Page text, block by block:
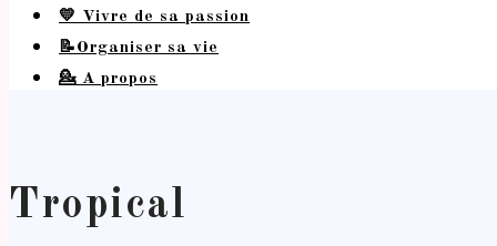
💛 Vivre de sa passion
📝Organiser sa vie
💁 A propos
Tropical